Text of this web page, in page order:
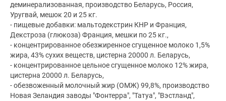
деминерализованная, производство Беларусь, Россия,
Уругвай, мешок 20 и 25 кг.
- пищевые добавки: мальтодекстрин КНР и Франция,
Декстроза (глюкоза) Франция, мешки по 25 кг.,
- концентрированное обезжиренное сгущенное молоко 1,5%
жира, 43% сухих веществ, цистерна 20000 л. Беларусь,
- концентрированное цельное сгущенное молоко 12% жира,
цистерна 20000 л. Беларусь,
- обезвоженный молочный жир (ОМЖ) 99,8%, производство
Новая Зеландия заводы "Фонтерра", "Татуа", "Вэстланд",